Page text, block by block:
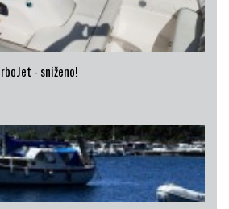
- sniženo!